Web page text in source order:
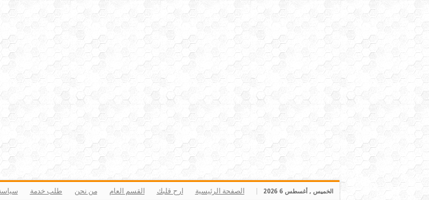
الخميس , أغسطس 6 2026 الصفحة الرئيسية ارح قلبك القسم العام من نحن طلب خدمة